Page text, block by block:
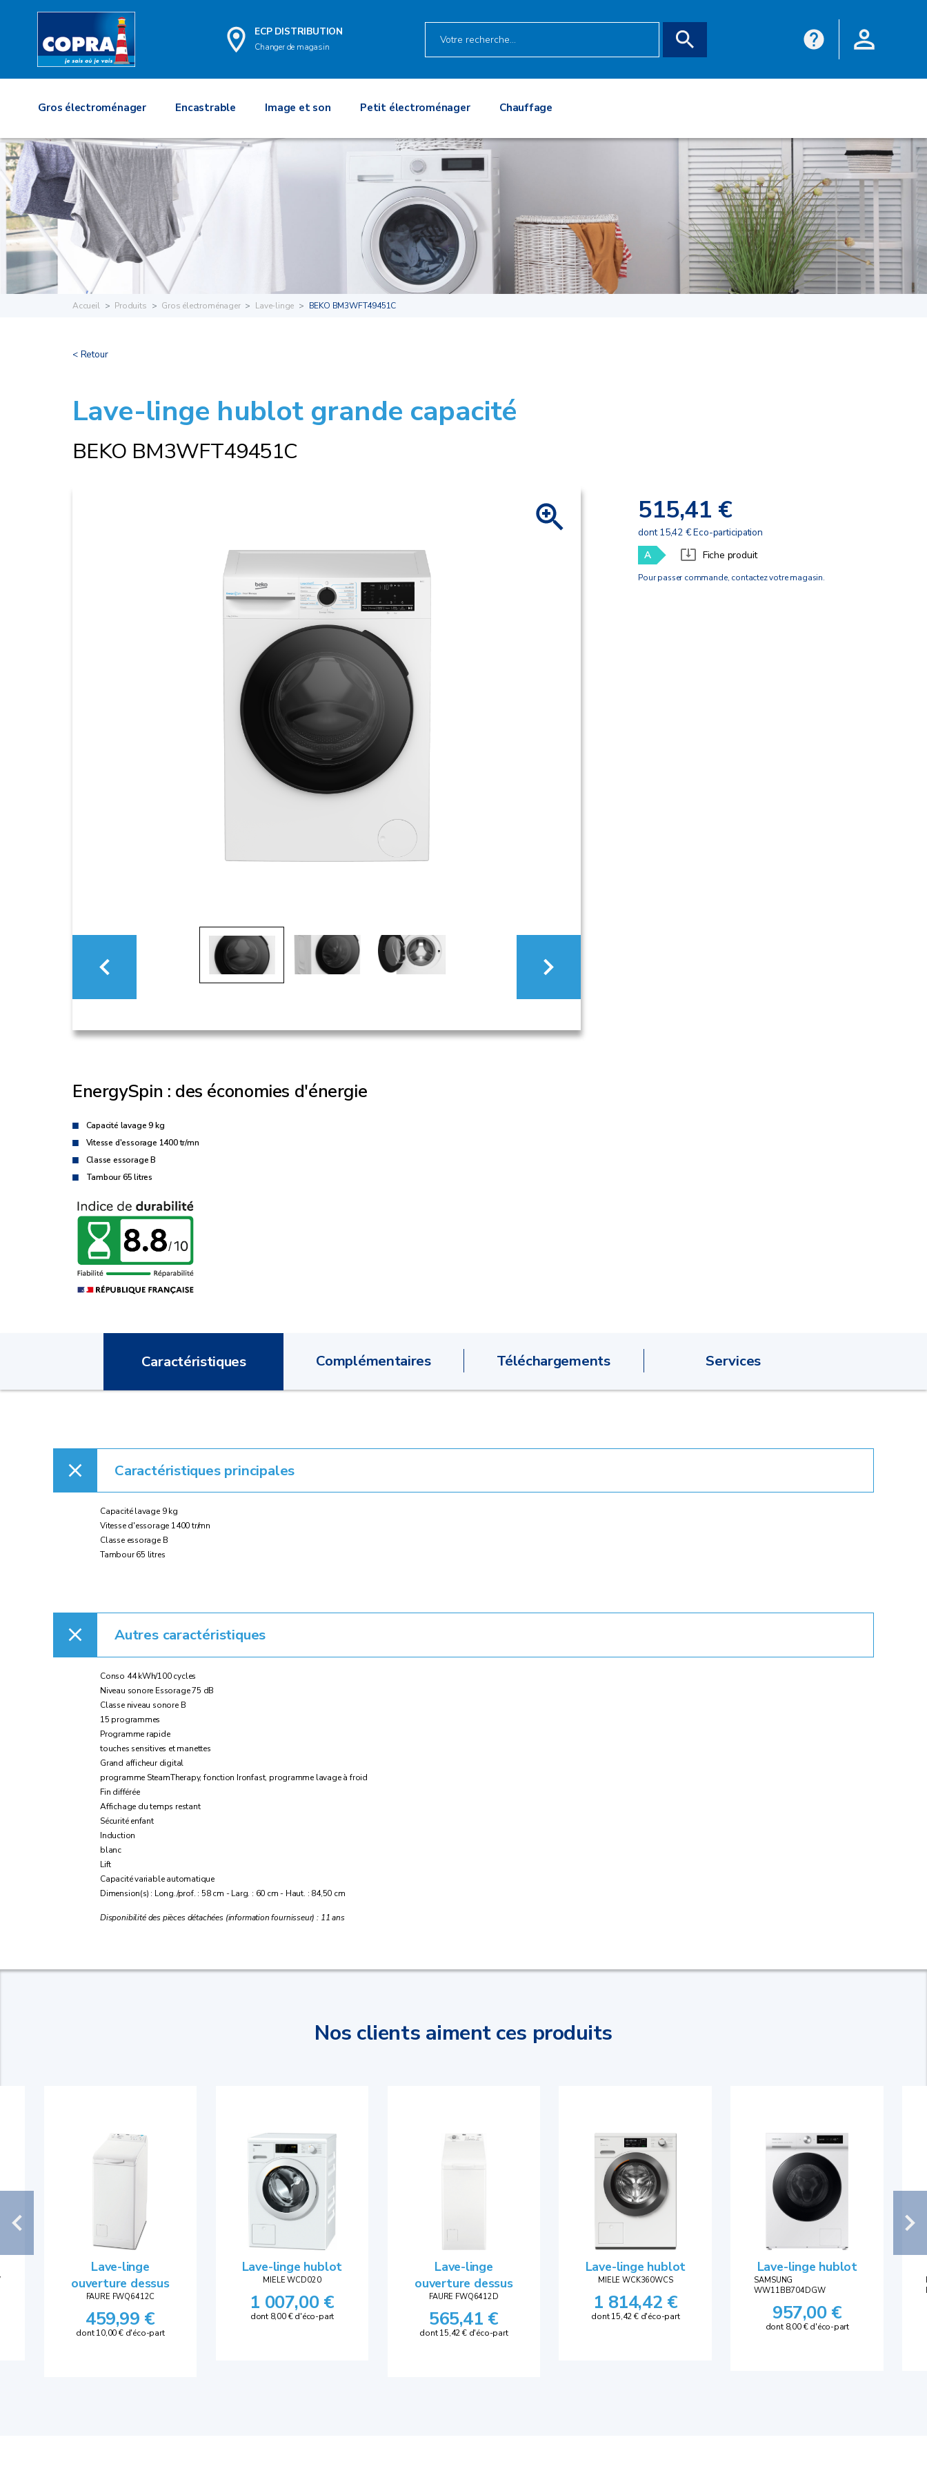
ECP DISTRIBUTION
Changer de magasin
Gros électroménager Encastrable Image et son Petit électroménager Chauffage
Accueil Produits Gros électroménager Lave-linge BEKO BM3WFT49451C
< Retour
Lave-linge hublot grande capacité
BEKO BM3WFT49451C
515,41 €
dont 15,42 € Eco-participation
A
Fiche produit
Pour passer commande, contactez votre magasin.
EnergySpin : des économies d'énergie
Capacité lavage 9 kg
Vitesse d'essorage 1400 tr/mn
Classe essorage B
Tambour 65 litres
Caractéristiques Complémentaires Téléchargements Services
Caractéristiques principales
Capacité lavage 9 kg
Vitesse d'essorage 1400 tr/mn
Classe essorage B
Tambour 65 litres
Autres caractéristiques
Conso 44 kWh/100 cycles
Niveau sonore Essorage 75 dB
Classe niveau sonore B
15 programmes
Programme rapide
touches sensitives et manettes
Grand afficheur digital
programme SteamTherapy, fonction Ironfast, programme lavage à froid
Fin différée
Affichage du temps restant
Sécurité enfant
Induction
blanc
Lift
Capacité variable automatique
Dimension(s) : Long./prof. : 58 cm - Larg. : 60 cm - Haut. : 84,50 cm
Disponibilité des pièces détachées (information fournisseur) : 11 ans
Nos clients aiment ces produits
Lave-linge
ouverture dessus
FAURE FWQ6412C
459,99 €
dont 10,00 € d'éco-part
Lave-linge hublot
MIELE WCD020
1 007,00 €
dont 8,00 € d'éco-part
Lave-linge
ouverture dessus
FAURE FWQ6412D
565,41 €
dont 15,42 € d'éco-part
Lave-linge hublot
MIELE WCK360WCS
1 814,42 €
dont 15,42 € d'éco-part
Lave-linge hublot
SAMSUNG
WW11BB704DGW
957,00 €
dont 8,00 € d'éco-part